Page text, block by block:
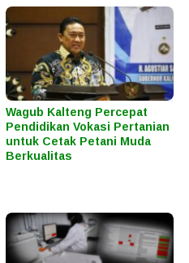
Wagub Kalteng Percepat
Pendidikan Vokasi Pertanian
untuk Cetak Petani Muda
Berkualitas